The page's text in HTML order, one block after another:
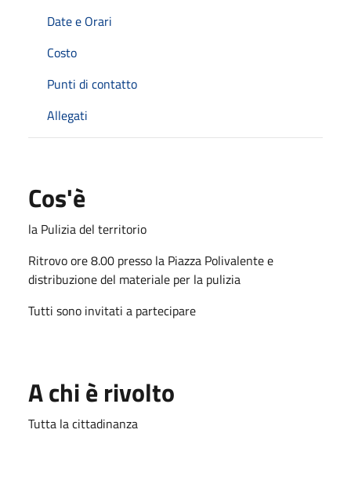
Date e Orari
Costo
Punti di contatto
Allegati
Cos'è
la Pulizia del territorio
Ritrovo ore 8.00 presso la Piazza Polivalente e
distribuzione del materiale per la pulizia
Tutti sono invitati a partecipare
A chi è rivolto
Tutta la cittadinanza